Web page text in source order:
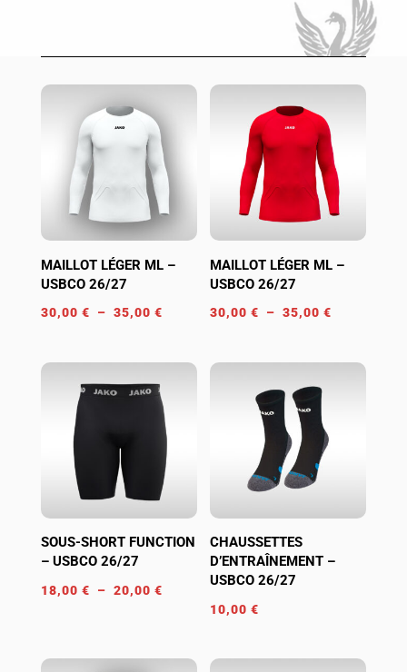
MAILLOT LÉGER ML –
USBCO 26/27
30,00 € – 35,00 €Plage
prix :
à
35,00 €
MAILLOT LÉGER ML –
USBCO 26/27
30,00€ – 35,00€
prix :
SOUS-SHORT FUNCTION
– USBCO 26/27
18,00 € – 20,00 €Plage
18,00 €
CHAUSSETTES
D’ENTRAÎNEMENT –
USBCO 26/27
10,00€